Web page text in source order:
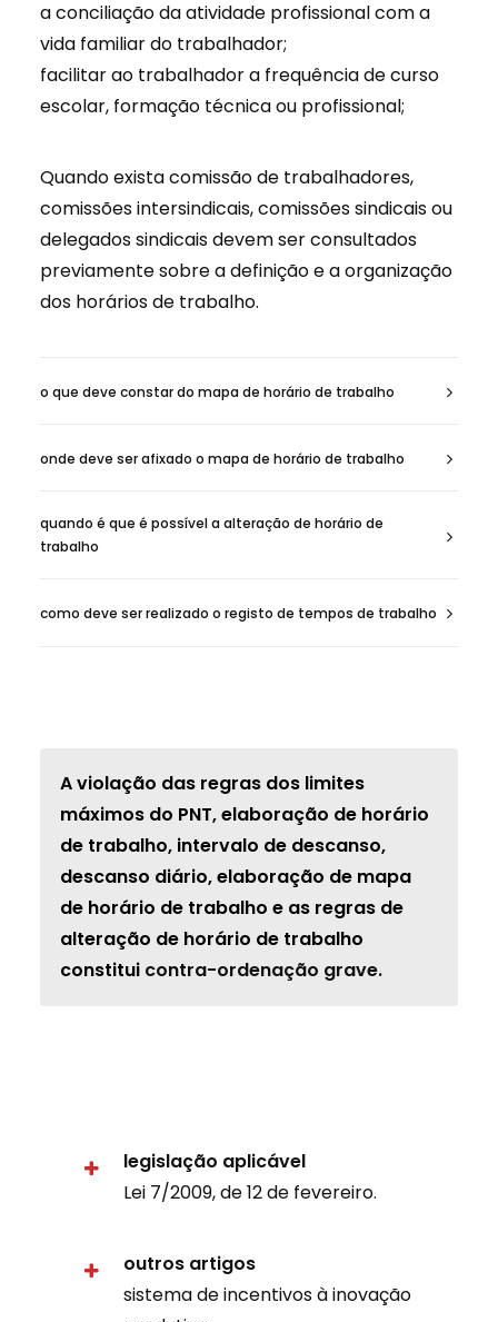
a conciliação da atividade profissional com a
vida familiar do trabalhador;
facilitar ao trabalhador a frequência de curso
escolar, formação técnica ou profissional;
Quando exista comissão de trabalhadores,
comissões intersindicais, comissões sindicais ou
delegados sindicais devem ser consultados
previamente sobre a definição e a organização
dos horários de trabalho.
o que deve constar do mapa de horário de trabalho
onde deve ser afixado o mapa de horário de trabalho
quando é que é possível a alteração de horário de
trabalho
como deve ser realizado o registo de tempos de trabalho
A violação das regras dos limites
máximos do PNT, elaboração de horário
de trabalho, intervalo de descanso,
descanso diário, elaboração de mapa
de horário de trabalho e as regras de
alteração de horário de trabalho
constitui contra-ordenação grave.
legislação aplicável
Lei 7/2009, de 12 de fevereiro.
outros artigos
sistema de incentivos à inovação